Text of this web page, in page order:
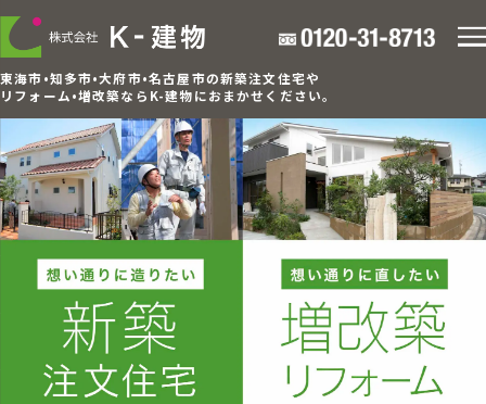
東海市•知多市•大府市•名古屋市の新築注文住宅や
リフォーム•増改築ならK-建物におまかせください。